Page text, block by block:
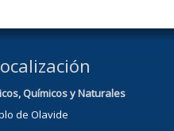
Químicos y Naturales
de Olavide